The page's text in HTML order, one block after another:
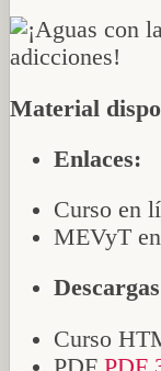
Material
Enlaces:
Curso en
MEVyT
Curso